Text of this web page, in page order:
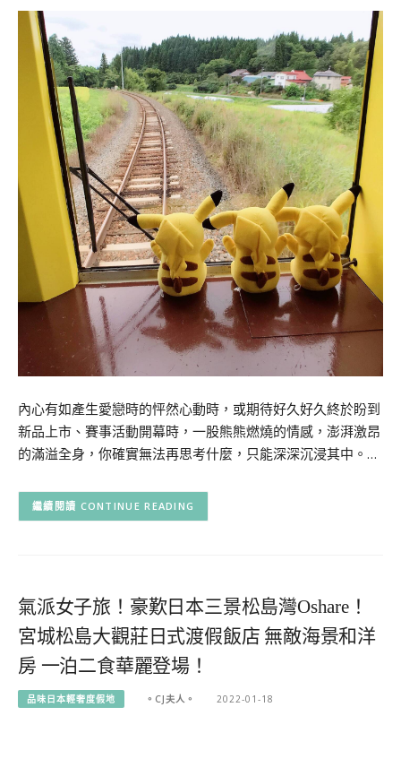
內心有如產生愛戀時的怦然心動時，或期待好久好久終於盼到
新品上市、賽事活動開幕時，一股熊熊燃燒的情感，澎湃激昂
的滿溢全身，你確實無法再思考什麼，只能深深沉浸其中。…
CONTINUE READING
氣派女子旅！豪歎日本三景松島灣Oshare！
宮城松島大觀莊日式渡假飯店 無敵海景和洋
房 一泊二食華麗登場！
品味日本輕奢度假地 。CJ夫人。 2022-01-18